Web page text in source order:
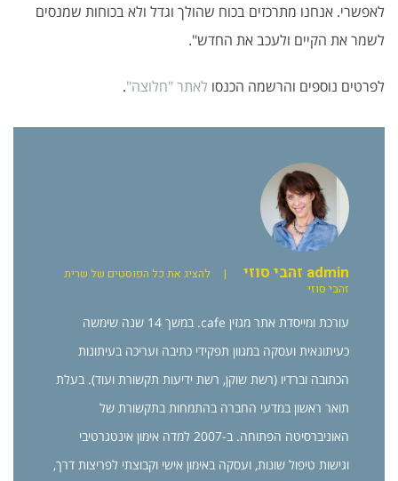
לאפשרי. אנחנו מתרכזים בכוח שהולך וגדל ולא בכוחות שמנסים
לשמר את הקיים ולעכב את החדש".
לפרטים נוספים והרשמה הכנסו לאתר "חלוצה".
admin זהבי סוזי |
להציג את כל הפוסטים של שרית
זהבי סוזי
עורכת ומייסדת אתר מגזין cafe. במשך 14 שנה שימשה
כעיתונאית ועסקה במגוון תפקידי כתיבה ועריכה בעיתונות
הכתובה וברדיו (רשת שוקן, רשת ידיעות תקשורת ועוד). בעלת
תואר ראשון במדעי החברה בהתמחות בתקשורת של
האוניברסיטה הפתוחה. ב-2007 למדה אימון אינטגרטיבי
וגישות טיפול שונות, ועסקה באימון אישי וקבוצתי לפריצות דרך,